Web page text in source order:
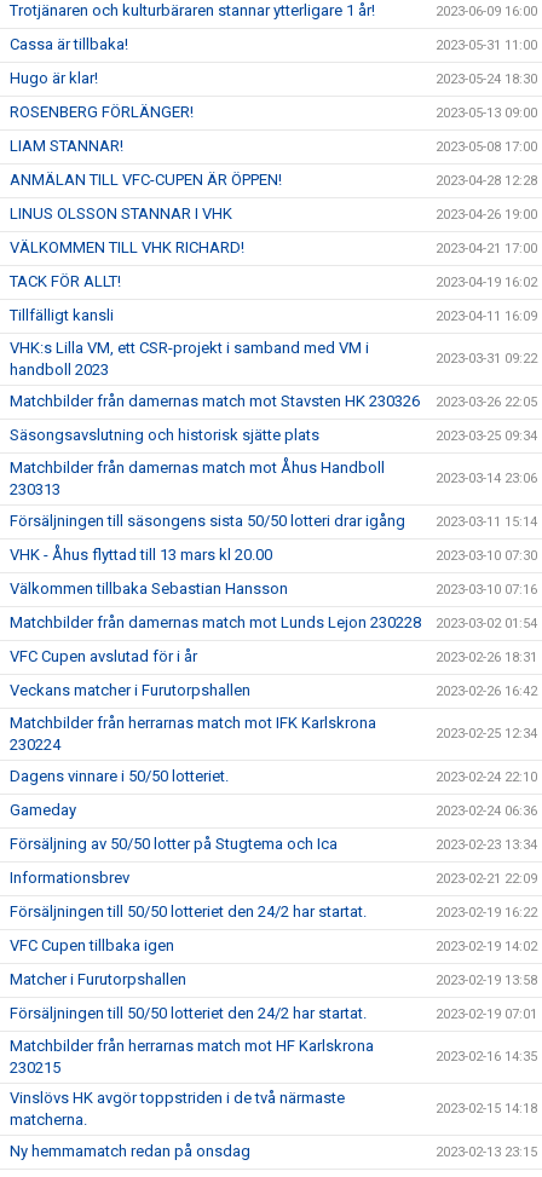
Trotjänaren och kulturbäraren stannar ytterligare 1 år! 2023-06-09 16:00
Cassa är tillbaka! 2023-05-31 11:00
Hugo är klar! 2023-05-24 18:30
ROSENBERG FÖRLÄNGER! 2023-05-13 09:00
LIAM STANNAR! 2023-05-08 17:00
ANMÄLAN TILL VFC-CUPEN ÄR ÖPPEN! 2023-04-28 12:28
LINUS OLSSON STANNAR I VHK 2023-04-26 19:00
VÄLKOMMEN TILL VHK RICHARD! 2023-04-21 17:00
TACK FÖR ALLT! 2023-04-19 16:02
Tillfälligt kansli 2023-04-11 16:09
VHK:s Lilla VM, ett CSR-projekt i samband med VM i
handboll 2023
2023-03-31 09:22
Matchbilder från damernas match mot Stavsten HK 230326 2023-03-26 22:05
Säsongsavslutning och historisk sjätte plats 2023-03-25 09:34
Matchbilder från damernas match mot Åhus Handboll
230313
2023-03-14 23:06
Försäljningen till säsongens sista 50/50 lotteri drar igång 2023-03-11 15:14
VHK - Åhus flyttad till 13 mars kl 20.00 2023-03-10 07:30
Välkommen tillbaka Sebastian Hansson 2023-03-10 07:16
Matchbilder från damernas match mot Lunds Lejon 230228 2023-03-02 01:54
VFC Cupen avslutad för i år 2023-02-26 18:31
Veckans matcher i Furutorpshallen 2023-02-26 16:42
Matchbilder från herrarnas match mot IFK Karlskrona
230224
2023-02-25 12:34
Dagens vinnare i 50/50 lotteriet. 2023-02-24 22:10
Gameday 2023-02-24 06:36
Försäljning av 50/50 lotter på Stugtema och Ica 2023-02-23 13:34
Informationsbrev 2023-02-21 22:09
Försäljningen till 50/50 lotteriet den 24/2 har startat. 2023-02-19 16:22
VFC Cupen tillbaka igen 2023-02-19 14:02
Matcher i Furutorpshallen 2023-02-19 13:58
Försäljningen till 50/50 lotteriet den 24/2 har startat. 2023-02-19 07:01
Matchbilder från herrarnas match mot HF Karlskrona
230215
2023-02-16 14:35
Vinslövs HK avgör toppstriden i de två närmaste
matcherna.
2023-02-15 14:18
Ny hemmamatch redan på onsdag 2023-02-13 23:15